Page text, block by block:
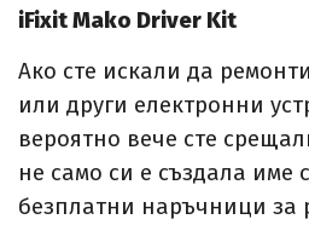
iFixit Mako Driver Kit
Ако сте искали да
или други електронни
вероятно вече сте
не само си е създала име
безплатни наръчници за